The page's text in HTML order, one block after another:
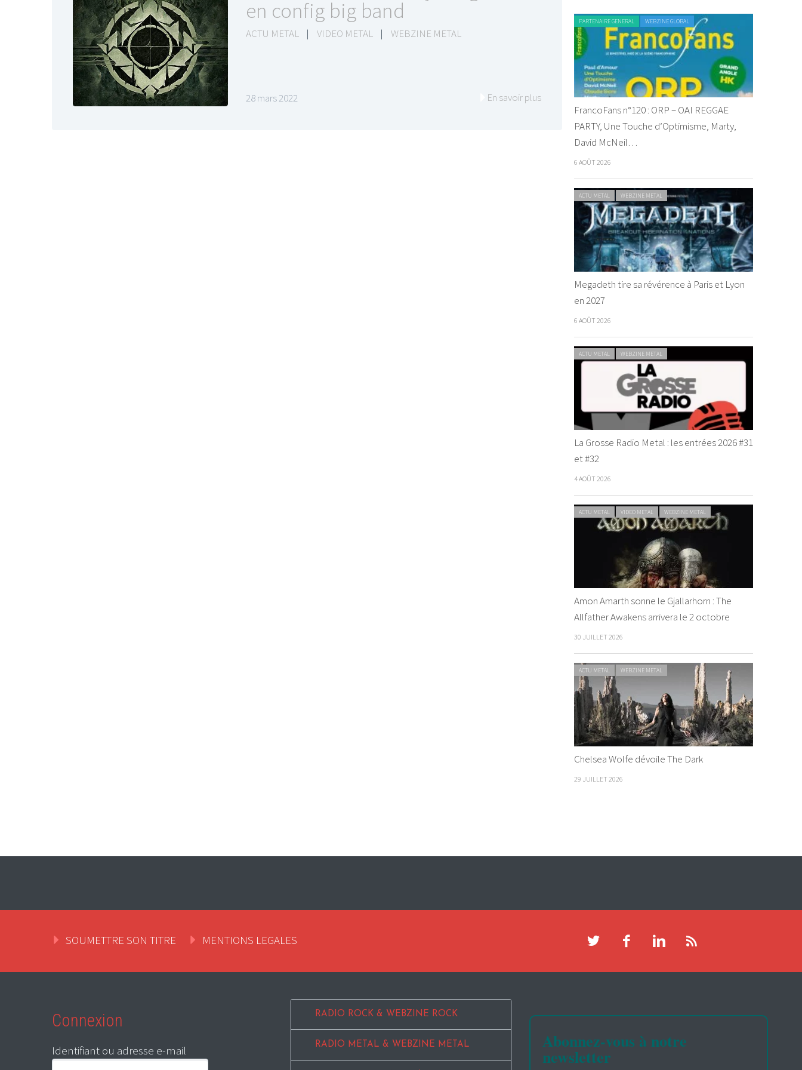
en config big band
ACTU METAL | VIDEO METAL | WEBZINE METAL
28 mars 2022 En savoir plus
PARTENAIRE GENERAL WEBZINE GLOBAL
FrancoFans n°120 : ORP – OAI REGGAE
PARTY, Une Touche d’Optimisme, Marty,
David McNeil…
6 AOÛT 2026
ACTU METAL WEBZINE METAL
Megadeth tire sa révérence à Paris et Lyon
en 2027
6 AOÛT 2026
ACTU METAL WEBZINE METAL
La Grosse Radio Metal : les entrées 2026 #31
et #32
4 AOÛT 2026
ACTU METAL VIDEO METAL WEBZINE METAL
Amon Amarth sonne le Gjallarhorn : The
Allfather Awakens arrivera le 2 octobre
30 JUILLET 2026
ACTU METAL WEBZINE METAL
Chelsea Wolfe dévoile The Dark
29 JUILLET 2026
SOUMETTRE SON TITRE MENTIONS LEGALES
Connexion
Identifiant ou adresse e-mail
RADIO ROCK & WEBZINE ROCK
RADIO METAL & WEBZINE METAL Abonnez-vous à notre
newsletter